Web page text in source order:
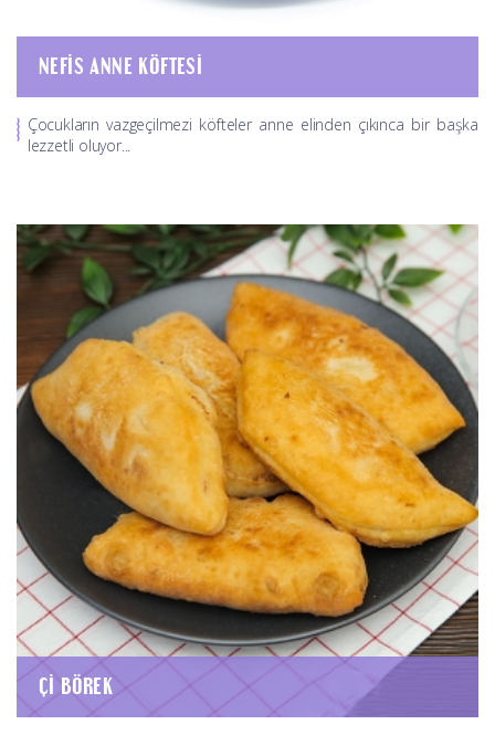
NEFIS ANNE KÖFTESI
Çocukların vazgeçilmezi köfteler anne elinden çıkınca bir başka
lezzetli oluyor...
ÇI BÖREK